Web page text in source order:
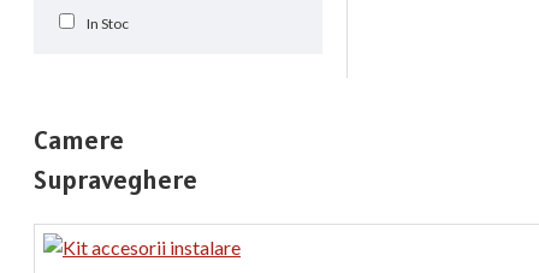
In Stoc
Camere
Supraveghere